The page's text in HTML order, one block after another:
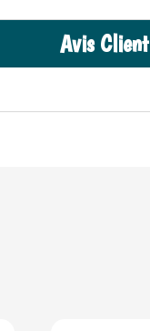
Avis Client